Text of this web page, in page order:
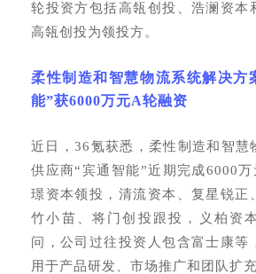
轮投资方包括高瓴创投、浩澜资本
高瓴创投为领投方。
柔性制造和智慧物流系统解决方
能”获6000万元A轮融资
近日，36氪获悉，柔性制造和智慧
供应商“宾通智能”近期完成6000
璟资本领投，清流资本、复星锐正
竹小苗、将门创投跟投，义柏资
问，公司过往投资人包含富士康等
用于产品研发、市场推广和团队扩